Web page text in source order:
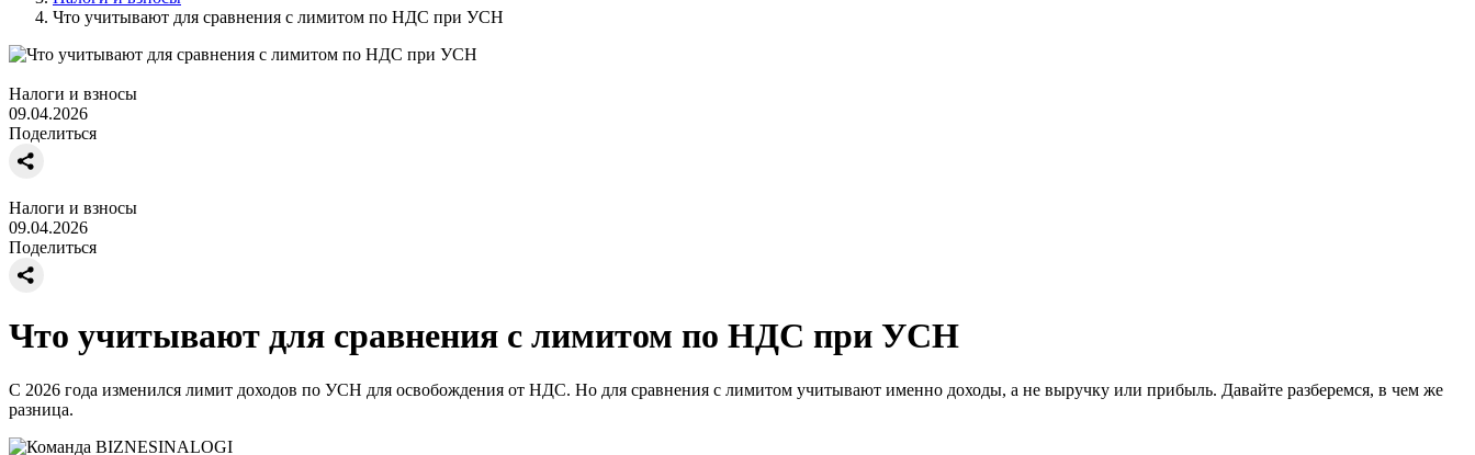
Что учитывают для сравнения с лимитом по НДС при УСН
Налоги и взносы
09.04.2026
Поделиться
Налоги и взносы
09.04.2026
Поделиться
Что учитывают для сравнения с лимитом по НДС при УСН
С 2026 года изменился лимит доходов по УСН для освобождения от НДС. Но для сравнения с лимитом учитывают именно доходы, а не выручку или прибыль. Давайте разберемся, в чем же
разница.